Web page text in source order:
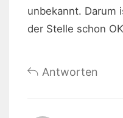
unbekannt. Darum
der Stelle schon
Antworten